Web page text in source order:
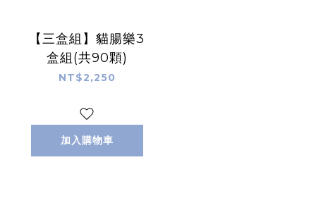
【三盒組】貓腸樂3
盒組(共90顆)
NT$2,250
加入購物車